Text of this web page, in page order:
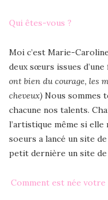
Qui êtes-vous ?
Moi c’est Marie-
deux sœurs issues
ont bien du courage, les
cheveux) Nous sommes
chacune nos talents.
l’artistique même si elle
soeurs a lancé un site
petit dernière un site
Comment est née votre